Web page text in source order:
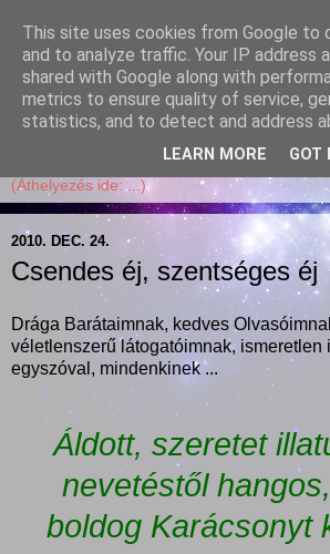
Garffyka
Szösszenetek a konyhámból, az
receptekkel, vidámsággal, marcipánnal,
2010. DEC. 24.
Csendes éj, szentséges éj
Drága Barátaimnak, kedves
véletlenszerű látogatóimnak, ismeretlen
egyszóval, mindenkinek ...
Áldott, szeretet
nevetéstől
boldog Karácsonyt
This site uses cookies from Google to
and to analyze traffic. Your IP address
shared with Google along with
metrics to ensure quality of service,
statistics, and to detect and address
LEARN MORE GOT